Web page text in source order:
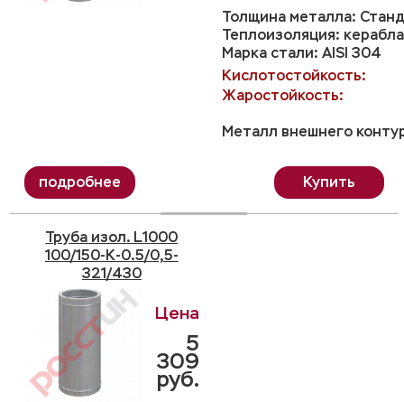
Толщина металла:
Теплоизоляция:
Марка стали: AISI 304
Кислотостойкость:
Жаростойкость:
Металл внешнего
Купить
Труба изол. L1000
100/150-K-0.5/0,5-
321/430
5
309
руб.